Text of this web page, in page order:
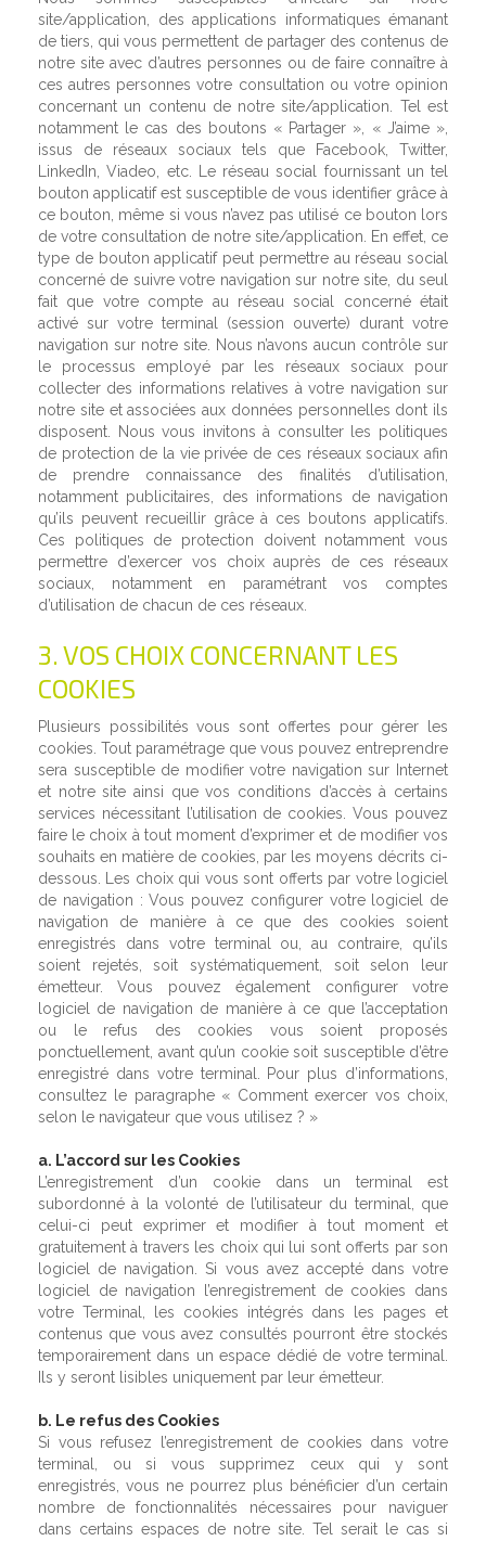
site/application, des applications informatiques émanant
de tiers, qui vous permettent de partager des contenus de
notre site avec d’autres personnes ou de faire connaître à
ces autres personnes votre consultation ou votre opinion
concernant un contenu de notre site/application. Tel est
notamment le cas des boutons « Partager », « J’aime »,
issus de réseaux sociaux tels que Facebook, Twitter,
LinkedIn, Viadeo, etc. Le réseau social fournissant un tel
bouton applicatif est susceptible de vous identifier grâce à
ce bouton, même si vous n’avez pas utilisé ce bouton lors
de votre consultation de notre site/application. En effet, ce
type de bouton applicatif peut permettre au réseau social
concerné de suivre votre navigation sur notre site, du seul
fait que votre compte au réseau social concerné était
activé sur votre terminal (session ouverte) durant votre
navigation sur notre site. Nous n’avons aucun contrôle sur
le processus employé par les réseaux sociaux pour
collecter des informations relatives à votre navigation sur
notre site et associées aux données personnelles dont ils
disposent. Nous vous invitons à consulter les politiques
de protection de la vie privée de ces réseaux sociaux afin
de prendre connaissance des finalités d’utilisation,
notamment publicitaires, des informations de navigation
qu’ils peuvent recueillir grâce à ces boutons applicatifs.
Ces politiques de protection doivent notamment vous
permettre d’exercer vos choix auprès de ces réseaux
sociaux, notamment en paramétrant vos comptes
d’utilisation de chacun de ces réseaux.
3. VOS CHOIX CONCERNANT LES
COOKIES
Plusieurs possibilités vous sont offertes pour gérer les
cookies. Tout paramétrage que vous pouvez entreprendre
sera susceptible de modifier votre navigation sur Internet
et notre site ainsi que vos conditions d’accès à certains
services nécessitant l’utilisation de cookies. Vous pouvez
faire le choix à tout moment d’exprimer et de modifier vos
souhaits en matière de cookies, par les moyens décrits ci-
dessous. Les choix qui vous sont offerts par votre logiciel
de navigation : Vous pouvez configurer votre logiciel de
navigation de manière à ce que des cookies soient
enregistrés dans votre terminal ou, au contraire, qu’ils
soient rejetés, soit systématiquement, soit selon leur
émetteur. Vous pouvez également configurer votre
logiciel de navigation de manière à ce que l’acceptation
ou le refus des cookies vous soient proposés
ponctuellement, avant qu’un cookie soit susceptible d’être
enregistré dans votre terminal. Pour plus d’informations,
consultez le paragraphe « Comment exercer vos choix,
selon le navigateur que vous utilisez ? »
a. L’accord sur les Cookies
L’enregistrement d’un cookie dans un terminal est
subordonné à la volonté de l’utilisateur du terminal, que
celui-ci peut exprimer et modifier à tout moment et
gratuitement à travers les choix qui lui sont offerts par son
logiciel de navigation. Si vous avez accepté dans votre
logiciel de navigation l’enregistrement de cookies dans
votre Terminal, les cookies intégrés dans les pages et
contenus que vous avez consultés pourront être stockés
temporairement dans un espace dédié de votre terminal.
Ils y seront lisibles uniquement par leur émetteur.
b. Le refus des Cookies
Si vous refusez l’enregistrement de cookies dans votre
terminal, ou si vous supprimez ceux qui y sont
enregistrés, vous ne pourrez plus bénéficier d’un certain
nombre de fonctionnalités nécessaires pour naviguer
dans certains espaces de notre site. Tel serait le cas si